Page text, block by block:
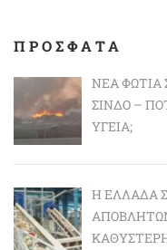
ΠΡΟΣΦΑΤΑ
ΝΈΑ
ΣΊΝΔΟ –
ΥΓΕΊΑ;
Η ΕΛΛΆΔΑ